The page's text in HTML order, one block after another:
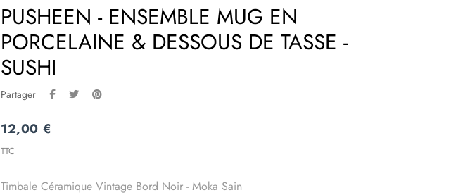
PUSHEEN - ENSEMBLE MUG EN
PORCELAINE & DESSOUS DE TASSE -
SUSHI
Partager
12,00 €
TTC
Timbale Céramique Vintage Bord Noir - Moka Sain